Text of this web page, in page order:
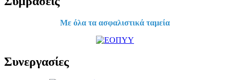
Με όλα τα ασφαλιστικά ταμεία
Συνεργασίες